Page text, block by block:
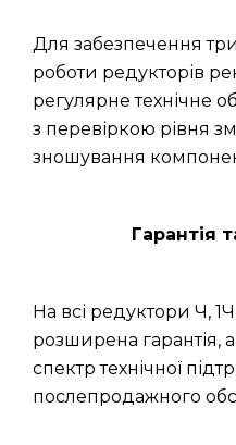
Для забезпечення
роботи редукторів
регулярне технічне
з перевіркою рівня
зношування
Гарантія
На всі редуктори Ч,
розширена гарантія,
спектр технічної
послепродажного